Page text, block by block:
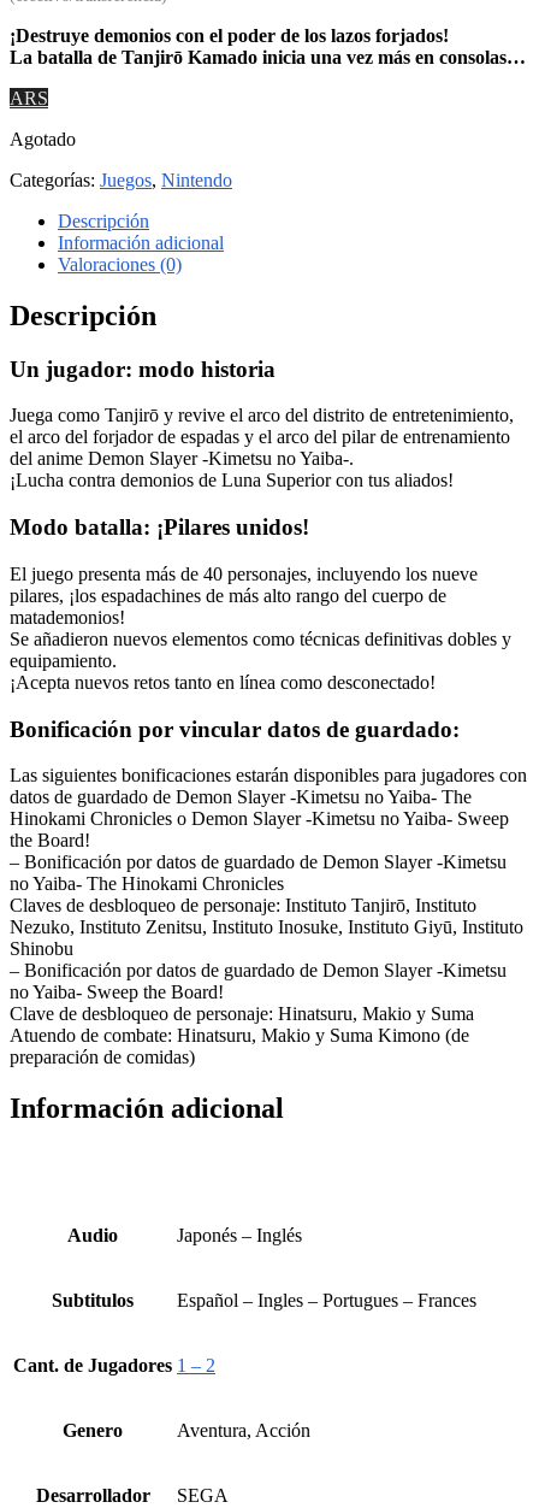
¡Destruye demonios con el poder de los lazos forjados!
La batalla de Tanjirō Kamado inicia una vez más en consolas…
ARS
Agotado
Categorías: Juegos, Nintendo
Descripción
Información adicional
Valoraciones (0)
Descripción
Un jugador: modo historia
Juega como Tanjirō y revive el arco del distrito de entretenimiento,
el arco del forjador de espadas y el arco del pilar de entrenamiento
del anime Demon Slayer -Kimetsu no Yaiba-.
¡Lucha contra demonios de Luna Superior con tus aliados!
Modo batalla: ¡Pilares unidos!
El juego presenta más de 40 personajes, incluyendo los nueve
pilares, ¡los espadachines de más alto rango del cuerpo de
matademonios!
Se añadieron nuevos elementos como técnicas definitivas dobles y
equipamiento.
¡Acepta nuevos retos tanto en línea como desconectado!
Bonificación por vincular datos de guardado:
Las siguientes bonificaciones estarán disponibles para jugadores con
datos de guardado de Demon Slayer -Kimetsu no Yaiba- The
Hinokami Chronicles o Demon Slayer -Kimetsu no Yaiba- Sweep
the Board!
– Bonificación por datos de guardado de Demon Slayer -Kimetsu
no Yaiba- The Hinokami Chronicles
Claves de desbloqueo de personaje: Instituto Tanjirō, Instituto
Nezuko, Instituto Zenitsu, Instituto Inosuke, Instituto Giyū, Instituto
Shinobu
– Bonificación por datos de guardado de Demon Slayer -Kimetsu
no Yaiba- Sweep the Board!
Clave de desbloqueo de personaje: Hinatsuru, Makio y Suma
Atuendo de combate: Hinatsuru, Makio y Suma Kimono (de
preparación de comidas)
Información adicional
Audio Japonés – Inglés
Subtitulos Español – Ingles – Portugues – Frances
Cant. de Jugadores 1 – 2
Genero Aventura, Acción
Desarrollador SEGA